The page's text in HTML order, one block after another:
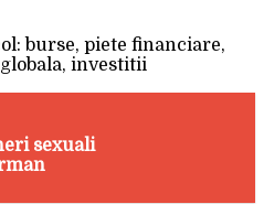
burse, piete financiare,
investitii
sexuali